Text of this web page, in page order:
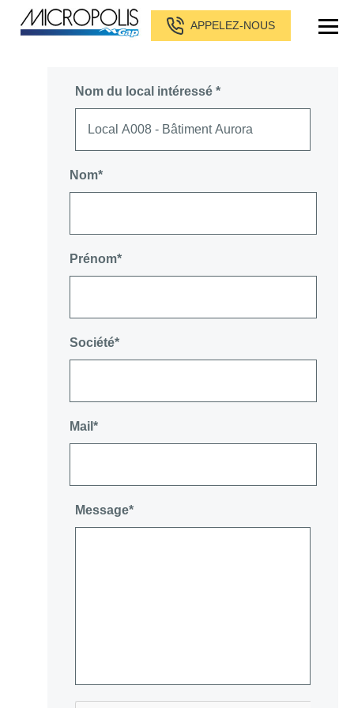
APPELEZ-NOUS
Nom du local intéressé *
Nom*
Prénom*
Société*
Mail*
Message*